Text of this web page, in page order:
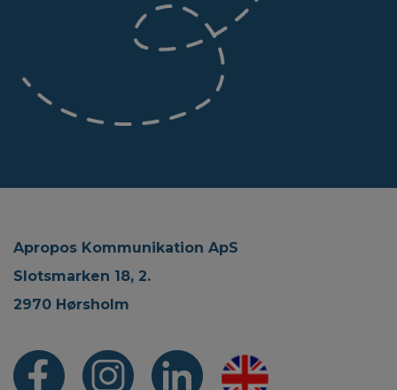
Apropos Kommunikation ApS
Slotsmarken 18, 2.
2970 Hørsholm